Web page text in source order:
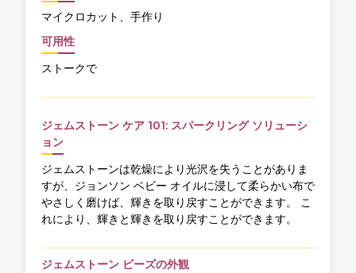
マイクロカット、手作り
可用性
ストークで
ジェムストーン ケア 101: スパークリング ソリューシ
ョン
ジェムストーンは乾燥により光沢を失うことがありま
すが、ジョンソン ベビー オイルに浸して柔らかい布で
やさしく磨けば、輝きを取り戻すことができます。 こ
れにより、輝きと輝きを取り戻すことができます。
ジェムストーン ビーズの外観